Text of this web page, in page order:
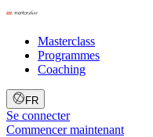
Masterclass
Programmes
Coaching
FR
Se connecter
Commencer maintenant